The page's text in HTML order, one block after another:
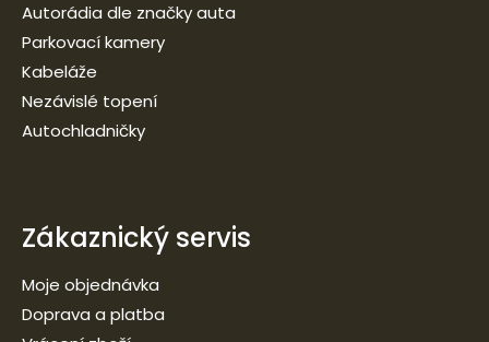
Autorádia dle značky auta
Parkovací kamery
Kabeláže
Nezávislé topení
Autochladničky
Zákaznický servis
Moje objednávka
Doprava a platba